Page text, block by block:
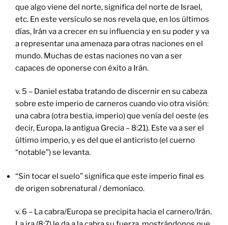
que algo viene del norte, significa del norte de Israel,
etc. En este versículo se nos revela que, en los últimos
días, Irán va a crecer en su influencia y en su poder y va
a representar una amenaza para otras naciones en el
mundo. Muchas de estas naciones no van a ser
capaces de oponerse con éxito a Irán.
v. 5 – Daniel estaba tratando de discernir en su cabeza
sobre este imperio de carneros cuando vio otra visión:
una cabra (otra bestia, imperio) que venía del oeste (es
decir, Europa, la antigua Grecia – 8:21). Este va a ser el
último imperio, y es del que el anticristo (el cuerno
“notable”) se levanta.
“Sin tocar el suelo” significa que este imperio final es
de origen sobrenatural / demoníaco.
v. 6 – La cabra/Europa se precipita hacia el carnero/Irán.